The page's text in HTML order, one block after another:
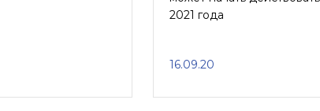
2021 года
16.09.20